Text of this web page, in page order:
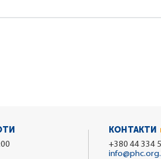
КОНТАКТИ
+380 44 334